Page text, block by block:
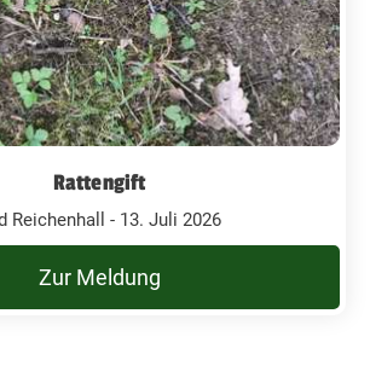
Rattengift
Reichenhall - 13. Juli 2026
Zur Meldung